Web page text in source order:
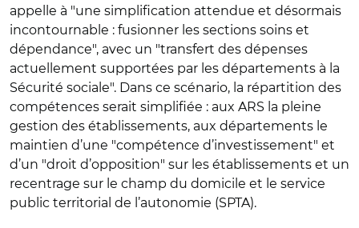
appelle à "une simplification attendue et désormais
incontournable : fusionner les sections soins et
dépendance", avec un "transfert des dépenses
actuellement supportées par les départements à la
Sécurité sociale". Dans ce scénario, la répartition des
compétences serait simplifiée : aux ARS la pleine
gestion des établissements, aux départements le
maintien d’une "compétence d’investissement" et
d’un "droit d’opposition" sur les établissements et un
recentrage sur le champ du domicile et le service
public territorial de l’autonomie (SPTA).